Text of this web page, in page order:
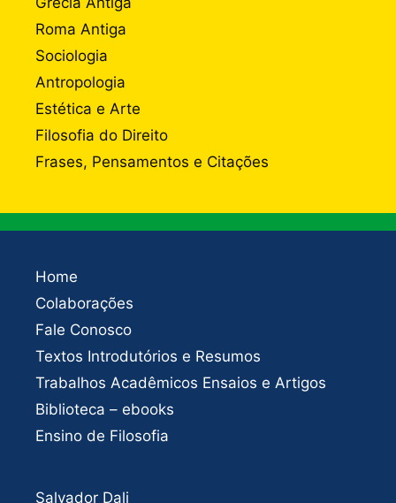
Roma Antiga
Sociologia
Antropologia
Estética e Arte
Filosofia do Direito
Frases, Pensamentos e Citações
Home
Colaborações
Fale Conosco
Textos Introdutórios e Resumos
Trabalhos Acadêmicos Ensaios e Artigos
Biblioteca – ebooks
Ensino de Filosofia
Salvador Dali